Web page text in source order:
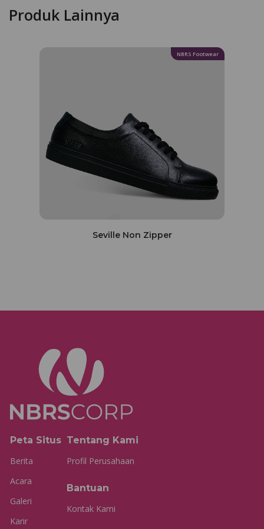
Produk Lainnya
NBRS Footwear
Seville Non Zipper
Peta Situs
Berita
Acara
Galeri
Karir
Tentang Kami
Profil Perusahaan
Bantuan
Kontak Kami